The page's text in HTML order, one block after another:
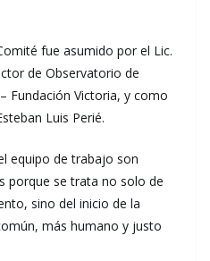
fue asumido por el Lic.
de Observatorio de
Fundación Victoria, y como
Luis Perié.
equipo de trabajo son
porque se trata no solo de
sino del inicio de la
más humano y justo